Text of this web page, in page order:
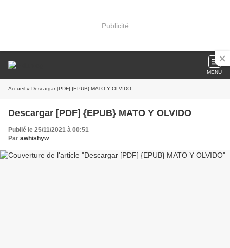
Publicité
MENU
Accueil » Descargar [PDF] {EPUB} MATO Y OLVIDO
Descargar [PDF] {EPUB} MATO Y OLVIDO
Publié le 25/11/2021 à 00:51
Par awhishyw